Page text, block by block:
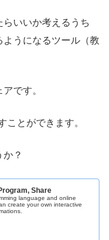
いいか考えるうち
うになるツール（教
です。
ことができます。
？
Share
language and online
create your own interactive